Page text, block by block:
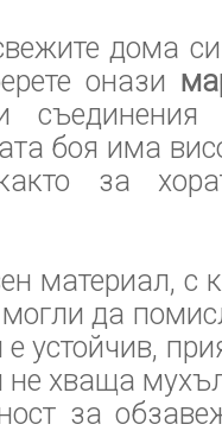
дома
онази
боя има
за
материал, с
да
е устойчив,
не хваща
за